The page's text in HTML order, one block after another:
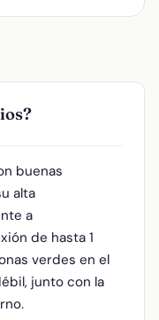
buenas
alta
a
de hasta 1
verdes en el
junto con la